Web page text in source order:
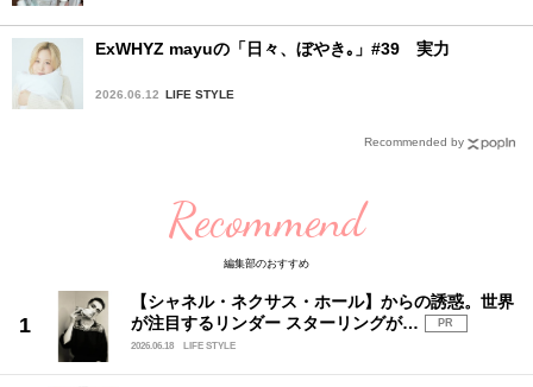
ExWHYZ mayuの「日々、ぼやき｡」#39 実力
2026.06.12 LIFE STYLE
Recommended by
Recommend
編集部のおすすめ
【シャネル・ネクサス・ホール】からの誘惑。世界
が注目するリンダー スターリングが…
PR
2026.06.18
LIFE STYLE